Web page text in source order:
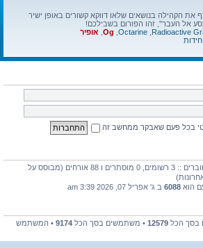
הקהילה בנושאים שלאו דווקא קשורים באופן ישיר
אל העבר", זהו הפורום בשבילכם!
Radioactive
Octarine
Og אופיר
בכל פעם שאבקר ממחשב זה
משתמשים מחוברים :: 3 רשומים, 0 מוסתרים ו 88 אורחים (מבוסס על
הוא 6088 ב ג' אפריל 07, 2026 3:39 am
בסך הכל 12579 • משתמשים בסך הכל 9174 • המשתמש